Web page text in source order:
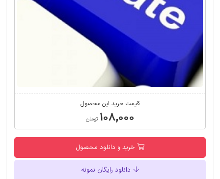
قیمت خرید این محصول
۱۰۸,۰۰۰ تومان
خرید و دانلود محصول
دانلود رایگان نمونه